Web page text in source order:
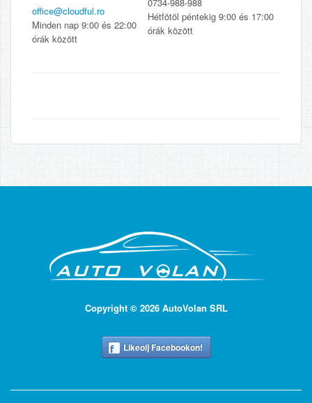
office@cloudful.ro
Minden nap 9:00 és 22:00
órák között
Hétfötöl péntekig 9:00 és 17:00
órák között
Copyright © 2026 AutoVolan SRL
Likeolj Facebookon!